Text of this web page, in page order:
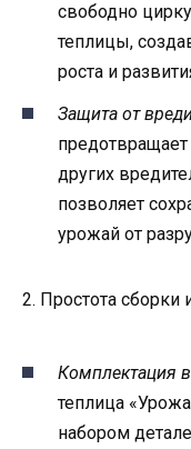
свободно
теплицы,
роста и
Защита от
других
позволяет
урожай от
2. Простота сборки
Комплектация
теплица
набором